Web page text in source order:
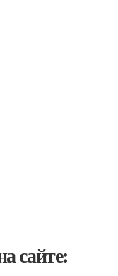
сайте: